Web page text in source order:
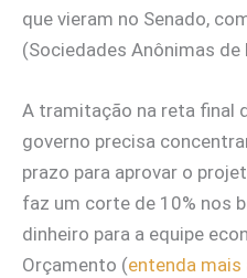
que vieram no Senado,
(Sociedades Anônimas de
A tramitação na reta final
governo precisa
prazo para aprovar o
faz um corte de 10% nos
dinheiro para a equipe
Orçamento (entenda mais